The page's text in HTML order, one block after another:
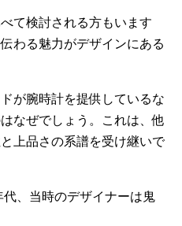
て検討される方もいます
わる魅力がデザインにある
が腕時計を提供しているな
なぜでしょう。これは、他
上品さの系譜を受け継いで
、当時のデザイナーは鬼